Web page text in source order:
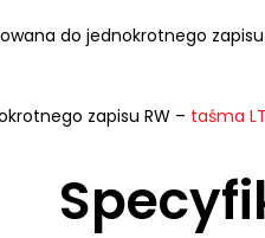
do jednokrotnego
zapisu RW – taśma